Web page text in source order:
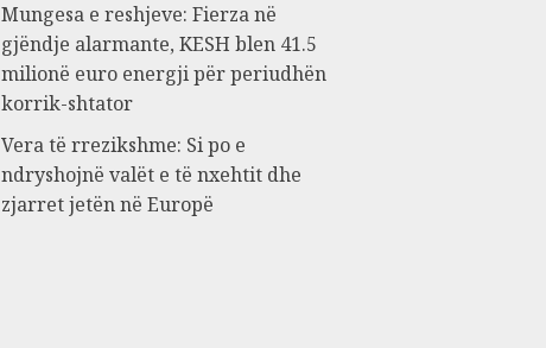
Mungesa e reshjeve: Fierza në
gjëndje alarmante, KESH blen 41.5
milionë euro energji për periudhën
korrik-shtator
Vera të rrezikshme: Si po e
ndryshojnë valët e të nxehtit dhe
zjarret jetën në Europë